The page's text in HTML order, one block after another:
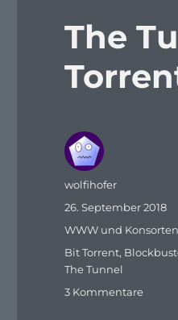
The
Autor
wolfihofer
Veröffentlicht
26. September 2018
Kategorien
WWW und Konsorten
Schlagwörter
Bit Torrent,
The Tunnel
3 Kommentarezu